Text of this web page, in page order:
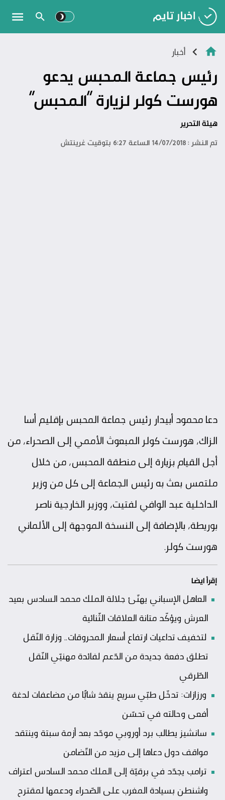
أخبار
رئيس جماعة المحبس يدعو
هورست كولر لزيارة “المحبس”
هيئة التحرير
تم النشر : 14/07/2018 الساعة 6:27 بتوقيت غرينتش
دعا محمود أبيدار رئيس جماعة المحبس بإقليم أسا
الزاك، هورست كولر المبعوث الأممي إلى الصحراء، من
أجل القيام بزيارة إلى منطقة المحبس، من خلال
ملتمس بعث به رئيس الجماعة إلى كل من وزير
الداخلية عبد الوافي لفتيت، ووزير الخارجية ناصر
بوريطة، بالإضافة إلى النسخة الموجهة إلى الألماني
هورست كولر.
إقرأ ايضا
العاهل الإسباني يهنّئ جلالة الملك محمد السادس بعيد
العرش ويؤكّد متانة العلاقات الثّنائية
لتخفيف تداعيات ارتفاع أسعار المحروقات.. وزارة النّقل
تطلق دفعة جديدة من الدّعم لفائدة مهنيّي النّقل
الطّرقي
ورزازات: تدخّل طبّي سريع ينقذ شابًّا من مضاعفات لدغة
أفعى وحالته في تحسّن
سانشيز يطالب برد أوروبي موحّد بعد أزمة سبتة وينتقد
مواقف دول دعاها إلى مزيد من التّضامن
ترامب يجدّد في برقيّة إلى الملك محمد السادس اعتراف
واشنطن بسيادة المغرب على الصّحراء ودعمها لمقترح